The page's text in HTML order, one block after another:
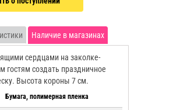
Наличие в магазинах
сердцами на заколке-
создать праздничное
Высота короны 7 см.
Бумага, полимерная пленка